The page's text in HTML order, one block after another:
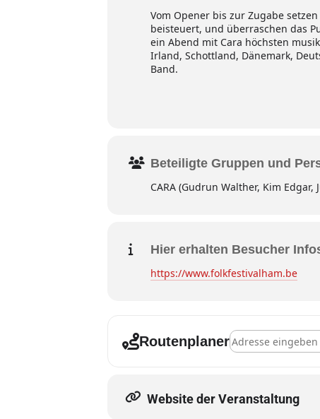
Vom Opener bis zur Zugabe
beisteuert, und überraschen das
ein Abend mit Cara höchsten
Irland, Schottland, Dänemark,
Band.
Beteiligte Gruppen und
CARA (Gudrun Walther, Kim
Hier erhalten Besucher
https://www.folkfestivalham.be
RoutenplanerAddress - B-Ham,
Website der Veranstaltung